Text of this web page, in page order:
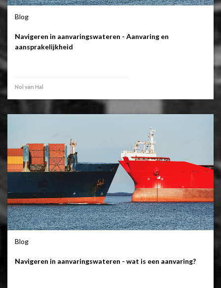
Blog
Navigeren in aanvaringswateren - Aanvaring en
aansprakelijkheid
Nol van Hal
Blog
Navigeren in aanvaringswateren - wat is een aanvaring?